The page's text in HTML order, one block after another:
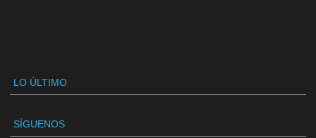
LO ÚLTIMO
SÍGUENOS